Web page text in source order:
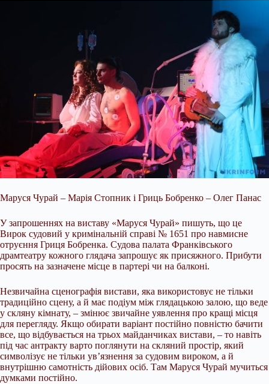
Маруся Чурай – Марія Стопник і Гриць Бобренко – Олег Панас
У запрошеннях на виставу «Маруся Чурай» пишуть, що це
Вирок судовий у кримінальній справі № 1651 про навмисне
отруєння Гриця Бобренка. Судова палата Франківського
драмтеатру кожного глядача запрошує як присяжного. Прибути
просять на зазначене місце в партері чи на балконі.
Незвичайна сценографія вистави, яка використовує не тільки
традиційно сцену, а й має подіум між глядацькою залою, що веде
у скляну кімнату, – змінює звичайне уявлення про кращі місця
для перегляду. Якщо обирати варіант постійно повністю бачити
все, що відбувається на трьох майданчиках вистави, – то навіть
під час антракту варто поглянути на скляний простір, який
символізує не тільки ув’язнення за судовим вироком, а й
внутрішню самотність дійових осіб. Там Маруся Чурай мучиться
думками постійно.